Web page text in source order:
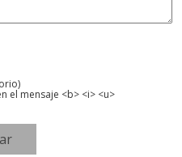
el mensaje <b> <i> <u>